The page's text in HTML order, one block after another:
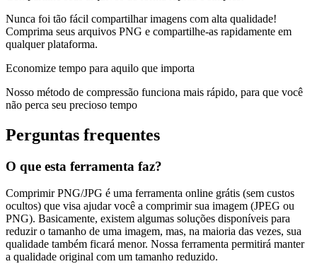
Nunca foi tão fácil compartilhar imagens com alta qualidade!
Comprima seus arquivos PNG e compartilhe-as rapidamente em
qualquer plataforma.
Economize tempo para aquilo que importa
Nosso método de compressão funciona mais rápido, para que você
não perca seu precioso tempo
Perguntas frequentes
O que esta ferramenta faz?
Comprimir PNG/JPG é uma ferramenta online grátis (sem custos
ocultos) que visa ajudar você a comprimir sua imagem (JPEG ou
PNG). Basicamente, existem algumas soluções disponíveis para
reduzir o tamanho de uma imagem, mas, na maioria das vezes, sua
qualidade também ficará menor. Nossa ferramenta permitirá manter
a qualidade original com um tamanho reduzido.